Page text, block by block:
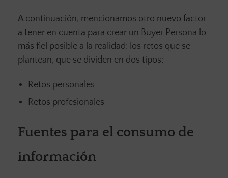
A continuación, mencionamos otro nuevo factor
a tener en cuenta para crear un Buyer Persona lo
más fiel posible a la realidad: los retos que se
plantean, que se dividen en dos tipos:
Retos personales
Retos profesionales
Fuentes para el consumo de
información